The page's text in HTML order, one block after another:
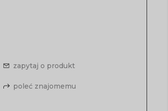
zapytaj o produkt
poleć znajomemu